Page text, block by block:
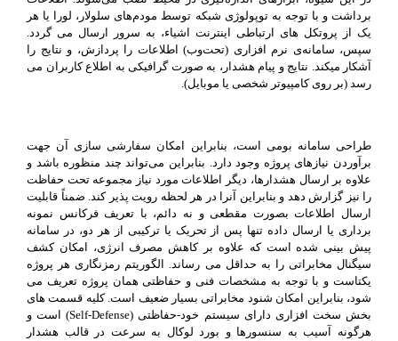
برداشت و با توجه به توپولوژی شبکه توسط مودم‌های سلولار، لورا یا هر
یک از پروتکل های ارتباطی اینترنت اشیاء، به سرور ارسال می گردد.
سپس، سامانه‌ی نرم افزاری (تحت‌وب) اطلاعات را پردازش، و نتایج را
آشکار میکند. نتایج و پیام هشدار، به صورت گرافیکی به اطلاع کاربران می
رسد (بر روی کامپیوتر شخصی یا موبایل).
طراحی سامانه بومی است، بنابراین امکان سفارشی سازی آن جهت
برآوردن نیازهای پروژه وجود دارد. بنابراین می‌تواند چند منظوره باشد و
علاوه بر ارسال هشدارها، دیگر اطلاعات مورد نیاز مجموعه تحت حفاظت
را نیز گزارش دهد و بنابراین آنرا در هر لحظه رویت پذیر کند. ضمناً قابلیت
ارسال اطلاعات بصورت مقطعی و نه دائم، با تعریف فرکانس نمونه
برداری یا ارسال داده تنها پس از تحریک یا ترکیبی از هر دو، در سامانه
پیش بینی شده است که علاوه بر کاهش مصرف انرژی، امکان کشف
سیگنال مخابراتی را به حداقل می رساند. الگوریتم رمزنگاری هر پروژه
یکتاست و با توجه به مشخصات فنی و حفاظتی همان پروژه تعریف می
شود، بنابراین امکان شنود مخابراتی بسیار ضعیف است. کلیه قسمت های
بخش سخت افزاری دارای سیستم خود-حفاظتی (Self-Defense) است و
هرگونه آسیب به سنسورها و بورد لوکال به سرعت در قالب هشدار